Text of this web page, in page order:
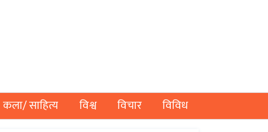
कला/ साहित्य विश्व विचार विविध